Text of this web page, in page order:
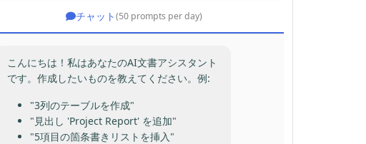
チャット(50 prompts per day)
こんにちは！私はあなたのAI文書アシスタント
です。作成したいものを教えてください。例:
"3列のテーブルを作成"
"見出し 'Project Report' を追加"
"5項目の箇条書きリストを挿入"